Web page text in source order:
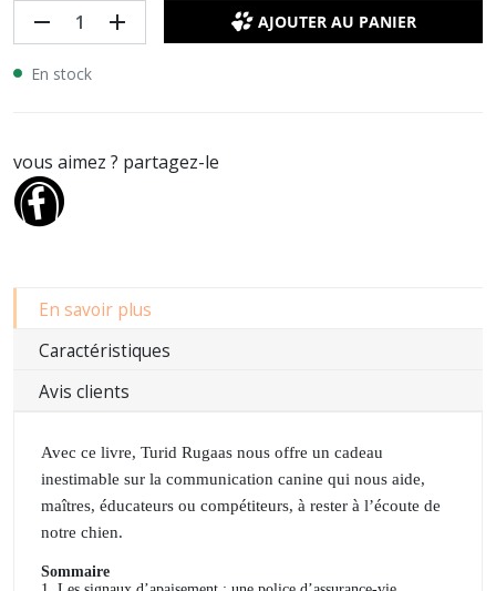
remove add AJOUTER AU PANIER
En stock
vous aimez ? partagez-le
En savoir plus
Caractéristiques
Avis clients
Avec ce livre, Turid Rugaas nous offre un cadeau
inestimable sur la communication canine qui nous aide,
maîtres, éducateurs ou compétiteurs, à rester à l’écoute de
notre chien.
Sommaire